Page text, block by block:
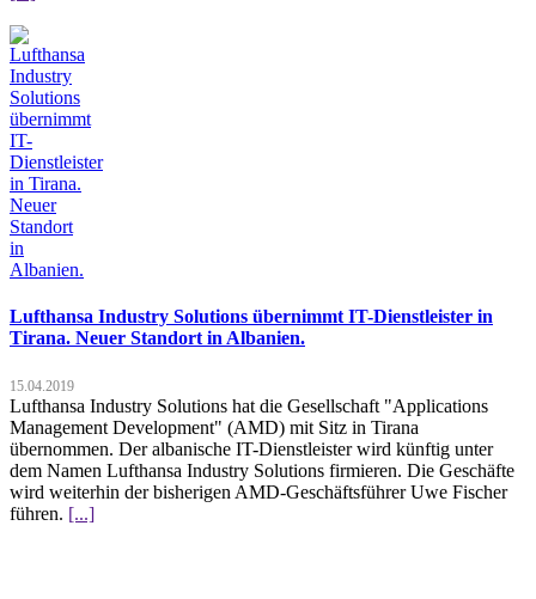
Lufthansa Industry Solutions übernimmt IT-Dienstleister in
Tirana. Neuer Standort in Albanien.
15.04.2019
Lufthansa Industry Solutions hat die Gesellschaft "Applications
Management Development" (AMD) mit Sitz in Tirana
übernommen. Der albanische IT-Dienstleister wird künftig unter
dem Namen Lufthansa Industry Solutions firmieren. Die Geschäfte
wird weiterhin der bisherigen AMD-Geschäftsführer Uwe Fischer
führen. [...]